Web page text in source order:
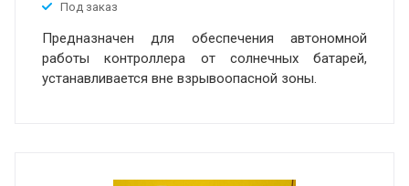
Под заказ
Предназначен для обеспечения автономной
работы контроллера от солнечных батарей,
устанавливается вне взрывоопасной зоны.